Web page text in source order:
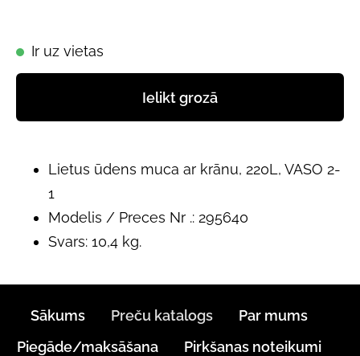
Ir uz vietas
Ielikt grozā
Lietus ūdens muca ar krānu, 220L, VASO 2-
1
Modelis / Preces Nr .: 295640
Svars: 10,4 kg.
Sākums Preču katalogs
Par mums
Piegāde/maksāšana
Pirkšanas noteikumi